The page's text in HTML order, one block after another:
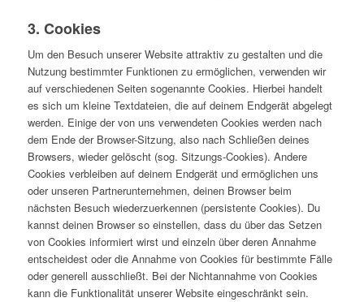
3. Cookies
Um den Besuch unserer Website attraktiv zu gestalten und die
Nutzung bestimmter Funktionen zu ermöglichen, verwenden wir
auf verschiedenen Seiten sogenannte Cookies. Hierbei handelt
es sich um kleine Textdateien, die auf deinem Endgerät abgelegt
werden. Einige der von uns verwendeten Cookies werden nach
dem Ende der Browser-Sitzung, also nach Schließen deines
Browsers, wieder gelöscht (sog. Sitzungs-Cookies). Andere
Cookies verbleiben auf deinem Endgerät und ermöglichen uns
oder unseren Partnerunternehmen, deinen Browser beim
nächsten Besuch wiederzuerkennen (persistente Cookies). Du
kannst deinen Browser so einstellen, dass du über das Setzen
von Cookies informiert wirst und einzeln über deren Annahme
entscheidest oder die Annahme von Cookies für bestimmte Fälle
oder generell ausschließt. Bei der Nichtannahme von Cookies
kann die Funktionalität unserer Website eingeschränkt sein.